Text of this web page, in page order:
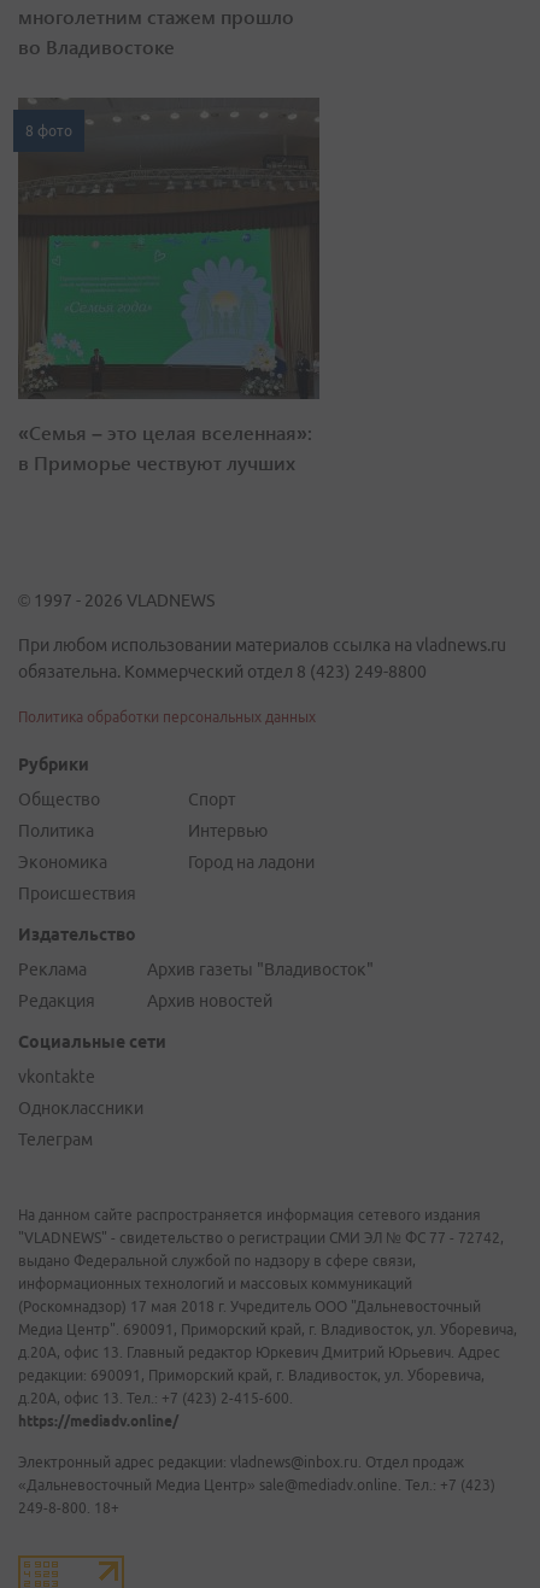
многолетним стажем прошло
во Владивостоке
8 фото
«Семья – это целая вселенная»:
в Приморье чествуют лучших
© 1997 - 2026 VLADNEWS
При любом использовании материалов ссылка на vladnews.ru
обязательна. Коммерческий отдел 8 (423) 249-8800
Политика обработки персональных данных
Рубрики
Общество
Политика
Экономика
Происшествия
Спорт
Интервью
Город на ладони
Издательство
Реклама
Редакция
Архив газеты "Владивосток"
Архив новостей
Социальные сети
vkontakte
Одноклассники
Телеграм
На данном сайте распространяется информация сетевого издания
"VLADNEWS" - свидетельство о регистрации СМИ ЭЛ № ФС 77 - 72742,
выдано Федеральной службой по надзору в сфере связи,
информационных технологий и массовых коммуникаций
(Роскомнадзор) 17 мая 2018 г. Учредитель ООО "Дальневосточный
Медиа Центр". 690091, Приморский край, г. Владивосток, ул. Уборевича,
д.20А, офис 13. Главный редактор Юркевич Дмитрий Юрьевич. Адрес
редакции: 690091, Приморский край, г. Владивосток, ул. Уборевича,
д.20А, офис 13. Тел.: +7 (423) 2-415-600.
https://mediadv.online/
Электронный адрес редакции: vladnews@inbox.ru. Отдел продаж
«Дальневосточный Медиа Центр» sale@mediadv.online. Тел.: +7 (423)
249-8-800. 18+